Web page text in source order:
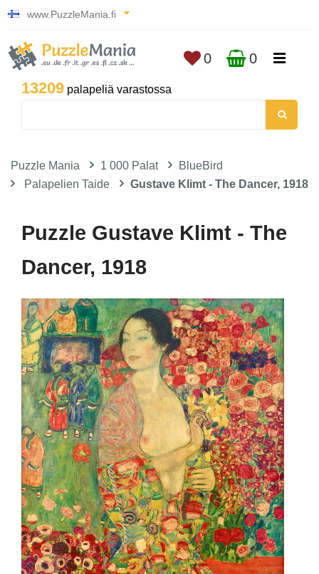
www.PuzzleMania.fi
13209 palapeliä varastossa
0 0
Puzzle Mania 1 000 Palat
BlueBird
Palapelien Taide
Gustave Klimt - The Dancer, 1918
Puzzle Gustave Klimt - The
Dancer, 1918